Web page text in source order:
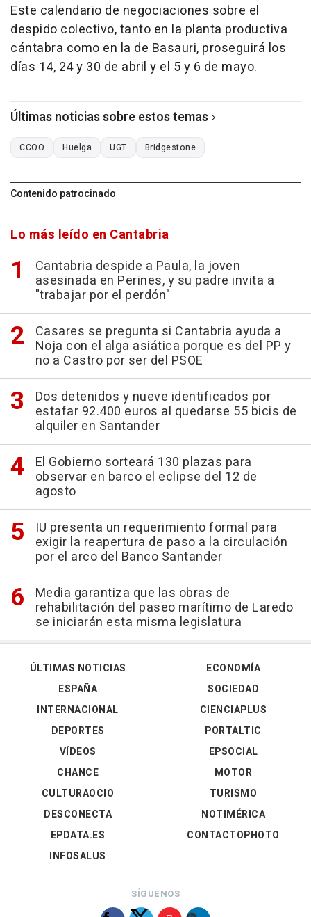
Este calendario de negociaciones sobre el
despido colectivo, tanto en la planta productiva
cántabra como en la de Basauri, proseguirá los
días 14, 24 y 30 de abril y el 5 y 6 de mayo.
Últimas noticias sobre estos temas
CCOO Huelga UGT Bridgestone
Contenido patrocinado
Lo más leído en Cantabria
Cantabria despide a Paula, la joven
asesinada en Perines, y su padre invita a
"trabajar por el perdón"
Casares se pregunta si Cantabria ayuda a
Noja con el alga asiática porque es del PP y
no a Castro por ser del PSOE
Dos detenidos y nueve identificados por
estafar 92.400 euros al quedarse 55 bicis de
alquiler en Santander
El Gobierno sorteará 130 plazas para
observar en barco el eclipse del 12 de
agosto
IU presenta un requerimiento formal para
exigir la reapertura de paso a la circulación
por el arco del Banco Santander
Media garantiza que las obras de
rehabilitación del paseo marítimo de Laredo
se iniciarán esta misma legislatura
ÚLTIMAS NOTICIAS
ESPAÑA
INTERNACIONAL
DEPORTES
VÍDEOS
ECONOMÍA
SOCIEDAD
CIENCIAPLUS
PORTALTIC
EPSOCIAL
CHANCE
CULTURAOCIO
DESCONECTA
EPDATA.ES
INFOSALUS
MOTOR
TURISMO
NOTIMÉRICA
CONTACTOPHOTO
SÍGUENOS